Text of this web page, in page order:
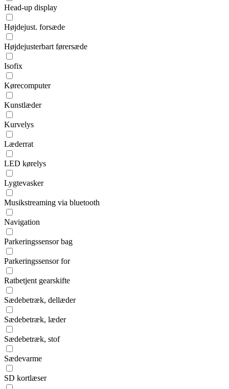
Head-up display
Højdejust. forsæde
Højdejusterbart førersæde
Isofix
Kørecomputer
Kunstlæder
Kurvelys
Læderrat
LED kørelys
Lygtevasker
Musikstreaming via bluetooth
Navigation
Parkeringssensor bag
Parkeringssensor for
Ratbetjent gearskifte
Sædebetræk, dellæder
Sædebetræk, læder
Sædebetræk, stof
Sædevarme
SD kortlæser